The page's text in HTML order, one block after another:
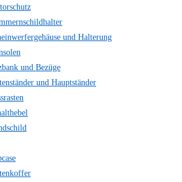
und Halterung
und Bezüge
und Hauptständer